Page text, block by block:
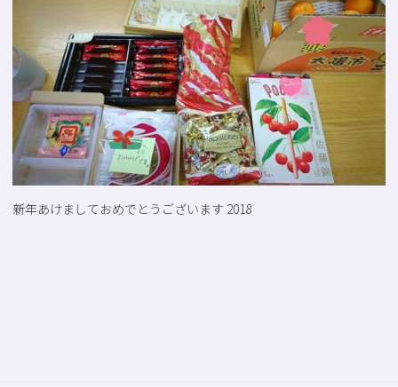
新年あけましておめでとうございます 2018